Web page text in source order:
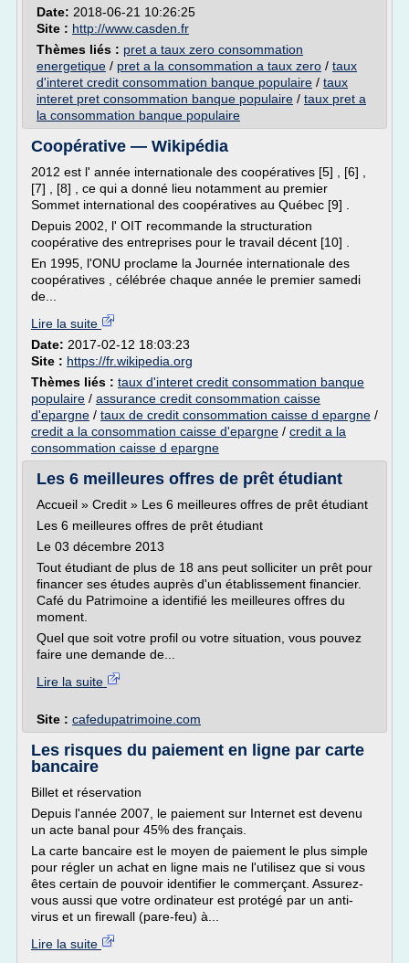
Date: 2018-06-21 10:26:25
Site : http://www.casden.fr
Thèmes liés : pret a taux zero consommation
energetique / pret a la consommation a taux zero / taux
d'interet credit consommation banque populaire / taux
interet pret consommation banque populaire / taux pret a
la consommation banque populaire
Coopérative — Wikipédia
2012 est l' année internationale des coopératives [5] , [6] ,
[7] , [8] , ce qui a donné lieu notamment au premier
Sommet international des coopératives au Québec [9] .
Depuis 2002, l' OIT recommande la structuration
coopérative des entreprises pour le travail décent [10] .
En 1995, l'ONU proclame la Journée internationale des
coopératives , célébrée chaque année le premier samedi
de...
Lire la suite
Date: 2017-02-12 18:03:23
Site : https://fr.wikipedia.org
Thèmes liés : taux d'interet credit consommation banque
populaire / assurance credit consommation caisse
d'epargne / taux de credit consommation caisse d epargne /
credit a la consommation caisse d'epargne / credit a la
consommation caisse d epargne
Les 6 meilleures offres de prêt étudiant
Accueil » Credit » Les 6 meilleures offres de prêt étudiant
Les 6 meilleures offres de prêt étudiant
Le 03 décembre 2013
Tout étudiant de plus de 18 ans peut solliciter un prêt pour
financer ses études auprès d'un établissement financier.
Café du Patrimoine a identifié les meilleures offres du
moment.
Quel que soit votre profil ou votre situation, vous pouvez
faire une demande de...
Lire la suite
Site : cafedupatrimoine.com
Les risques du paiement en ligne par carte
bancaire
Billet et réservation
Depuis l'année 2007, le paiement sur Internet est devenu
un acte banal pour 45% des français.
La carte bancaire est le moyen de paiement le plus simple
pour régler un achat en ligne mais ne l'utilisez que si vous
êtes certain de pouvoir identifier le commerçant. Assurez-
vous aussi que votre ordinateur est protégé par un anti-
virus et un firewall (pare-feu) à...
Lire la suite